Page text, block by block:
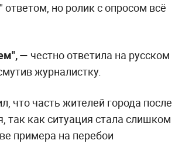
но ролик с опросом всё
— честно ответила на русском
журналистку.
что часть жителей города после
так как ситуация стала слишком
примера на перебои